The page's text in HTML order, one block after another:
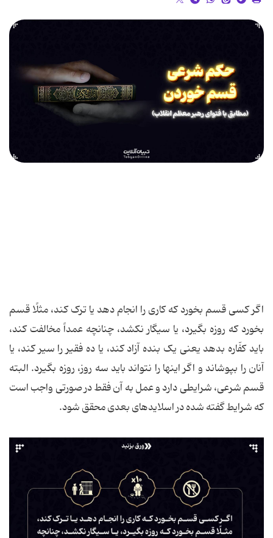
اگر کسی قسم بخورد که کاری را انجام دهد یا ترک کند، مثلًا قسم
بخورد که روزه بگیرد، یا سیگار نکشد، چنانچه عمداً مخالفت کند،
باید کفّاره بدهد یعنی یک بنده آزاد کند، یا ده فقیر را سیر کند، یا
آنان را بپوشاند و اگر اینها را نتواند باید سه روز، روزه بگیرد. البته
قسم شرعی، شرایطی دارد و عمل به آن فقط در صورتی واجب است
که شرایط گفته شده در اسلایدهای بعدی محقق شود.